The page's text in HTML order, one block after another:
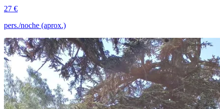
27 €
pers./noche (aprox.)